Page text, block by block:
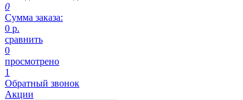
0
Сумма заказа:
0 р.
сравнить
0
просмотрено
1
Обратный звонок
Акции